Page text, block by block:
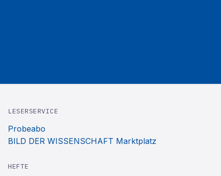
LESERSERVICE
Probeabo
BILD DER WISSENSCHAFT Marktplatz
HEFTE